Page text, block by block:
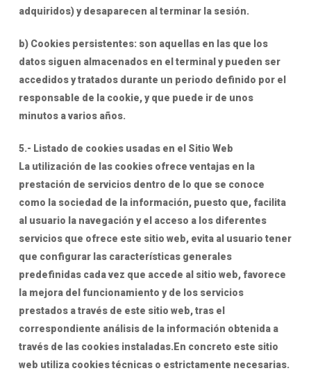
adquiridos) y desaparecen al terminar la sesión.
b) Cookies persistentes: son aquellas en las que los
datos siguen almacenados en el terminal y pueden ser
accedidos y tratados durante un periodo definido por el
responsable de la cookie, y que puede ir de unos
minutos a varios años.
5.- Listado de cookies usadas en el Sitio Web
La utilización de las cookies ofrece ventajas en la
prestación de servicios dentro de lo que se conoce
como la sociedad de la información, puesto que, facilita
al usuario la navegación y el acceso a los diferentes
servicios que ofrece este sitio web, evita al usuario tener
que configurar las características generales
predefinidas cada vez que accede al sitio web, favorece
la mejora del funcionamiento y de los servicios
prestados a través de este sitio web, tras el
correspondiente análisis de la información obtenida a
través de las cookies instaladas.En concreto este sitio
web utiliza cookies técnicas o estrictamente necesarias.